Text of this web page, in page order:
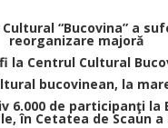
“Bucovina” a
reorganizare majoră
la Centrul Cultural
bucovinean, la
6.000 de participanţi la
în Cetatea de Scaun a